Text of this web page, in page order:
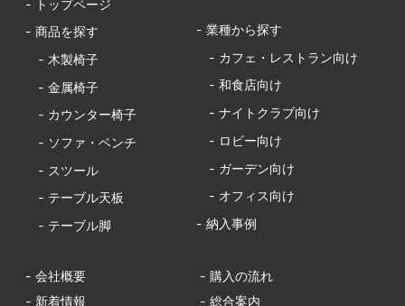
- トップページ
- 商品を探す
- 木製椅子
- 金属椅子
- カウンター椅子
- ソファ・ベンチ
- スツール
- テーブル天板
- テーブル脚
- 業種から探す
- カフェ・レストラン向け
- 和食店向け
- ナイトクラブ向け
- ロビー向け
- ガーデン向け
- オフィス向け
- 納入事例
- 会社概要
- 購入の流れ
- 新着情報
- 総合案内